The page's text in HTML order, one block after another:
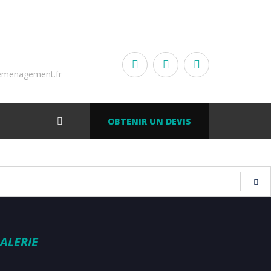
OBTENIR UN DEVIS